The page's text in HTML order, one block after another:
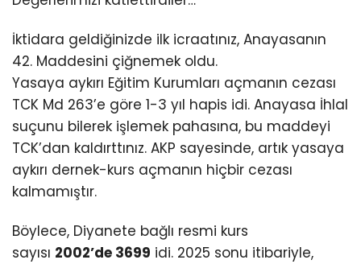
İktidara geldiğinizde ilk icraatınız, Anayasanın
42. Maddesini çiğnemek oldu.
Yasaya aykırı Eğitim Kurumları açmanın cezası
TCK Md 263’e göre 1-3 yıl hapis idi. Anayasa İhlal
suçunu bilerek işlemek pahasına, bu maddeyi
TCK’dan kaldırttınız. AKP sayesinde, artık yasaya
aykırı dernek-kurs açmanın hiçbir cezası
kalmamıştır.
Böylece, Diyanete bağlı resmi kurs
sayısı 2002’de 3699 idi. 2025 sonu itibariyle,